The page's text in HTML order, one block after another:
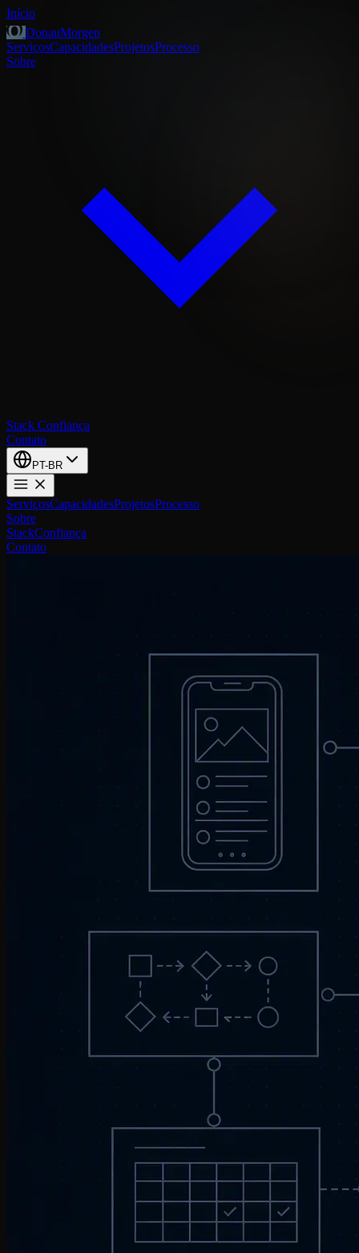
Início
DonauMorgen
ServiçosCapacidadesProjetosProcesso
Sobre
Stack Confiança
Contato
PT-BR
ServiçosCapacidadesProjetosProcesso
Sobre
StackConfiança
Contato